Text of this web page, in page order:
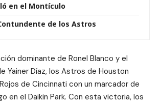
en el Montículo
de los Astros
dominante de Ronel Blanco y el
Yainer Díaz, los Astros de Houston
de Cincinnati con un marcador de
en el Daikin Park. Con esta victoria, los